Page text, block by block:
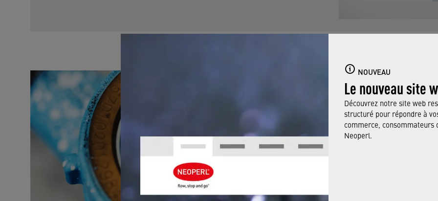
NOUVEAU
Le nouveau site
Découvrez notre site web
structuré pour répondre à
commerce,
Neoperl.